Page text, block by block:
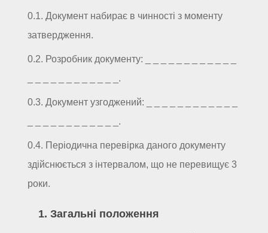
0.1. Документ набирає в чинності з моменту
затвердження.
0.2. Розробник документу: _ _ _ _ _ _ _ _ _ _ _ _
_ _ _ _ _ _ _ _ _ _ _ _.
0.3. Документ узгоджений: _ _ _ _ _ _ _ _ _ _ _ _
_ _ _ _ _ _ _ _ _ _ _ _.
0.4. Періодична перевірка даного документу
здійснюється з інтервалом, що не перевищує 3
роки.
1. Загальні положення